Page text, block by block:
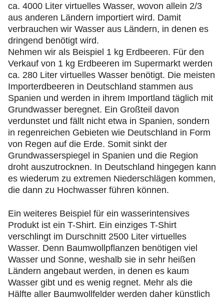
ca. 4000 Liter virtuelles Wasser, wovon allein 2/3
aus anderen Ländern importiert wird. Damit
verbrauchen wir Wasser aus Ländern, in denen es
dringend benötigt wird.
Nehmen wir als Beispiel 1 kg Erdbeeren. Für den
Verkauf von 1 kg Erdbeeren im Supermarkt werden
ca. 280 Liter virtuelles Wasser benötigt. Die meisten
Importerdbeeren in Deutschland stammen aus
Spanien und werden in ihrem Importland täglich mit
Grundwasser beregnet. Ein Großteil davon
verdunstet und fällt nicht etwa in Spanien, sondern
in regenreichen Gebieten wie Deutschland in Form
von Regen auf die Erde. Somit sinkt der
Grundwasserspiegel in Spanien und die Region
droht auszutrocknen. In Deutschland hingegen kann
es wiederum zu extremen Niederschlägen kommen,
die dann zu Hochwasser führen können.
Ein weiteres Beispiel für ein wasserintensives
Produkt ist ein T-Shirt. Ein einziges T-Shirt
verschlingt im Durschnitt 2500 Liter virtuelles
Wasser. Denn Baumwollpflanzen benötigen viel
Wasser und Sonne, weshalb sie in sehr heißen
Ländern angebaut werden, in denen es kaum
Wasser gibt und es wenig regnet. Mehr als die
Hälfte aller Baumwollfelder werden daher künstlich